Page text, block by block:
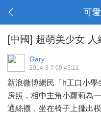
可
[中國] 超萌美少女 人
Gary
2014-3-7 00:45:11
新浪微博網民「h工口小
房照，相中主角小蘿莉為
通絲襪，坐在椅子上擺出